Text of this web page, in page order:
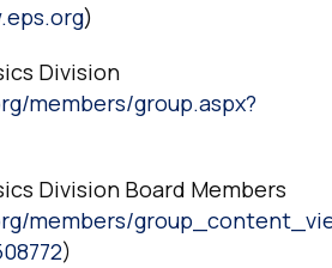
)
Division
members/group.aspx?
Division Board Members
members/
)